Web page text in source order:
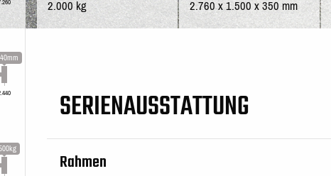
2.000 kg
2.760 x 1.500 x 350 mm
SERIENAUSSTATTUNG
Rahmen